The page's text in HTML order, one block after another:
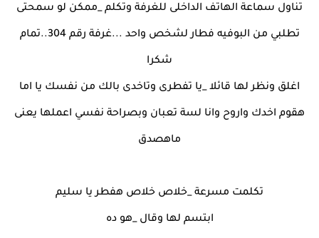
تناول سماعة الهاتف الداخلى للغرفة وتكلم _ممكن لو سمحتى
تطلبي من البوفيه فطار لشخص واحد ...غرفة رقم 304..تمام
شكرا
اغلق ونظر لها قائلا _يا تفطرى وتاخدى بالك من نفسك يا اما
هقوم اخدك واروح وانا لسة تعبان وبصراحة نفسي اعملها يعنى
ماهصدق
تكلمت مسرعة _خلاص خلاص هفطر يا سليم
ابتسم لها وقال _هو ده